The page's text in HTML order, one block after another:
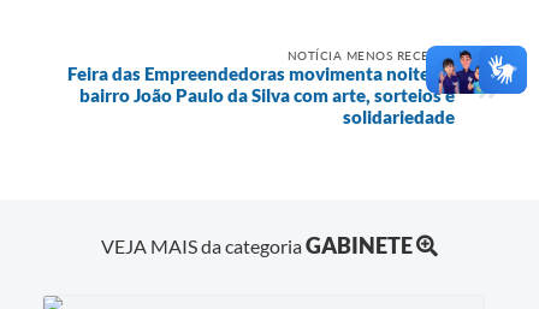
NOTÍCIA MENOS RECENTE
Feira das Empreendedoras movimenta noite no
bairro João Paulo da Silva com arte, sorteios e
solidariedade
VEJA MAIS da categoriaGABINETE